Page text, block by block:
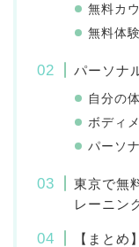
無料カ
無料体
パーソナ
自分の
ボディ
パーソ
東京で無
レーニン
【まと